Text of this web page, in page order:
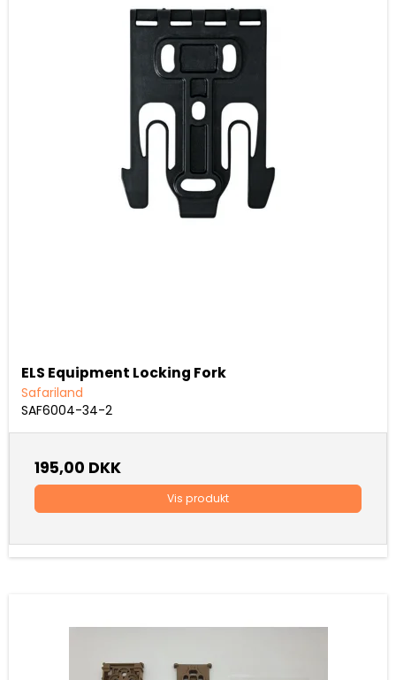
ELS Equipment Locking Fork
Safariland
SAF6004-34-2
195,00 DKK
Vis produkt